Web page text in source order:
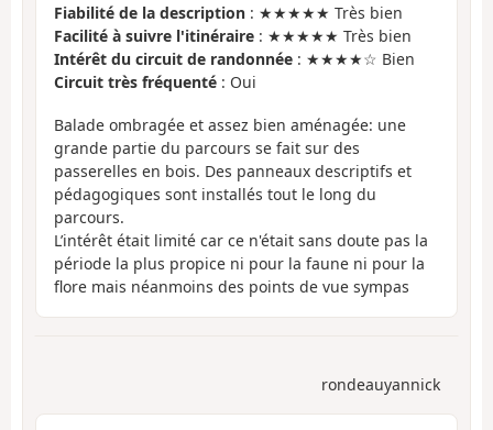
Fiabilité de la description : ★★★★★ Très bien
Facilité à suivre l'itinéraire : ★★★★★ Très bien
Intérêt du circuit de randonnée : ★★★★☆ Bien
Circuit très fréquenté : Oui
Balade ombragée et assez bien aménagée: une
grande partie du parcours se fait sur des
passerelles en bois. Des panneaux descriptifs et
pédagogiques sont installés tout le long du
parcours.
L’intérêt était limité car ce n'était sans doute pas la
période la plus propice ni pour la faune ni pour la
flore mais néanmoins des points de vue sympas
rondeauyannick